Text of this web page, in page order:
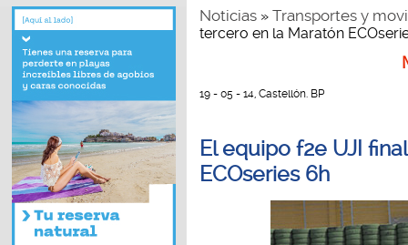
Noticias» Transportes y
tercero en la Maratón
19 - 05 - 14, Castellón. BP
El equipo f2e UJI
ECOseries 6h